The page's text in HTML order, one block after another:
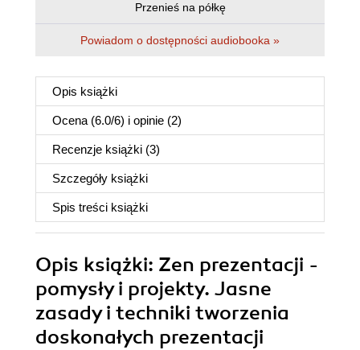
Przenieś na półkę
Powiadom o dostępności audiobooka »
Opis książki
Ocena (6.0/6) i opinie (2)
Recenzje książki (3)
Szczegóły książki
Spis treści książki
Opis książki: Zen prezentacji -
pomysły i projekty. Jasne
zasady i techniki tworzenia
doskonałych prezentacji